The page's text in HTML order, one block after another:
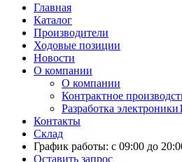
Главная
Каталог
Производители
Ходовые позиции
Новости
О компании
О компании
Контрактное
Разработка
Контакты
Склад
График работы: с 09:00 до
Оставить запрос